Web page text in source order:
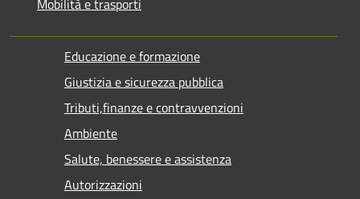
Mobilità e trasporti
Educazione e formazione
Giustizia e sicurezza pubblica
Tributi,finanze e contravvenzioni
Ambiente
Salute, benessere e assistenza
Autorizzazioni